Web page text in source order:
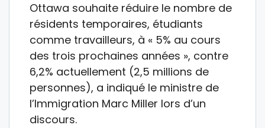
Ottawa souhaite réduire le nombre de
résidents temporaires, étudiants
comme travailleurs, à « 5% au cours
des trois prochaines années », contre
6,2% actuellement (2,5 millions de
personnes), a indiqué le ministre de
l’Immigration Marc Miller lors d’un
discours.